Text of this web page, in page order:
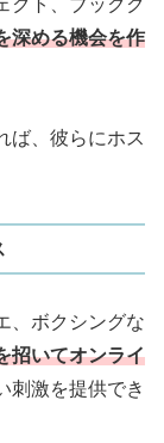
深める機会を作
ば、彼らにホス
、ボクシングな
招いてオンライ
刺激を提供でき